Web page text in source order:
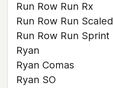
Run Row Run Rx
Run Row Run Scaled
Run Row Run Sprint
Ryan
Ryan Comas
Ryan SO